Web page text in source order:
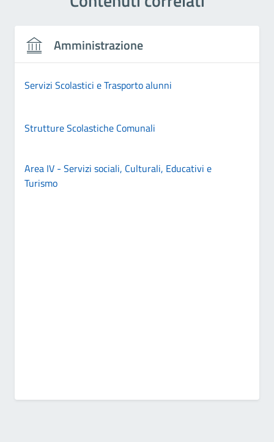
Amministrazione
Servizi Scolastici e Trasporto alunni
Strutture Scolastiche Comunali
Area IV - Servizi sociali, Culturali, Educativi e
Turismo